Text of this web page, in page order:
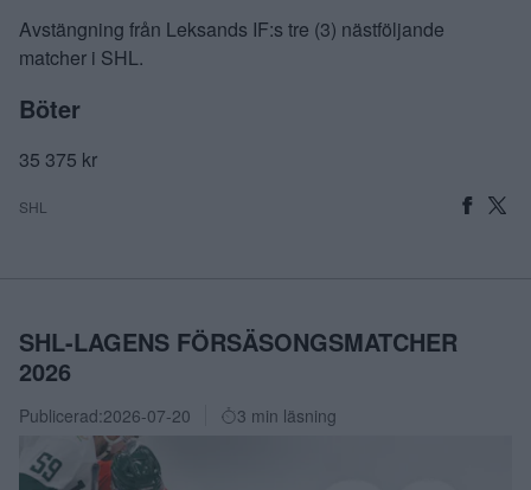
Avstängning från Leksands IF:s tre (3) nästföljande
matcher i SHL.
Böter
35 375 kr
SHL
SHL-LAGENS FÖRSÄSONGSMATCHER
2026
Publicerad:2026-07-20 3 min läsning